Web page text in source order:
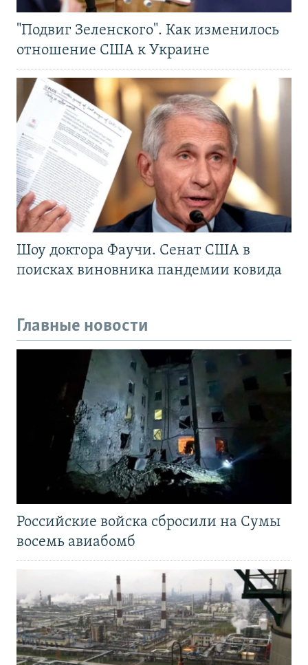
"Подвиг Зеленского". Как изменилось
отношение США к Украине
Шоу доктора Фаучи. Сенат США в
поисках виновника пандемии ковида
Главные новости
Российские войска сбросили на Сумы
восемь авиабомб